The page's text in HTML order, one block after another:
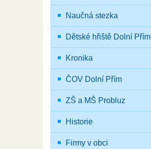
Naučná stezka
Dětské hřiště Dolní Přím
Kronika
ČOV Dolní Přím
ZŠ a MŠ Probluz
Historie
Firmy v obci